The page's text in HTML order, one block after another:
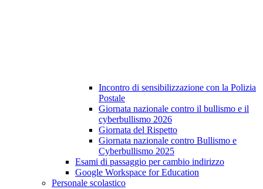
Incontro di sensibilizzazione con la Polizia
Postale
Giornata nazionale contro il bullismo e il
cyberbullismo 2026
Giornata del Rispetto
Giornata nazionale contro Bullismo e
Cyberbullismo 2025
Esami di passaggio per cambio indirizzo
Google Workspace for Education
Personale scolastico